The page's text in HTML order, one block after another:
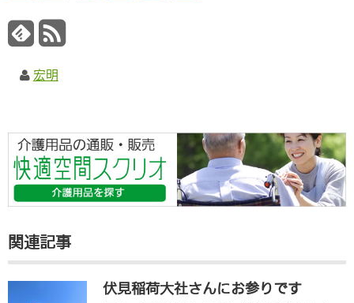
宏明
関連記事
伏見稲荷大社さんにお参りです